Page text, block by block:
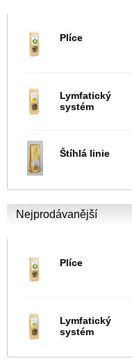
Plíce
Lymfatický
systém
Štíhlá linie
Nejprodávanější
Plíce
Lymfatický
systém